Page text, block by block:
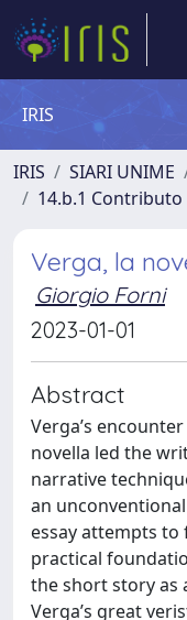
IRIS
IRIS SIARI UNIME
14.b.1
Verga, la
Giorgio Forni
2023-01-01
Abstract
Verga’s
novella led the
narrative
an
essay attempts
practical
the short story as
Verga’s great